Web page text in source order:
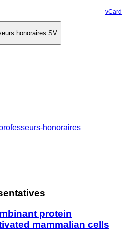
vCard
honoraires SV
honoraires
protein
mammalian cells